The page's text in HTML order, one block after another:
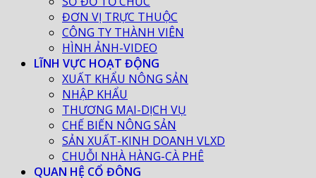
ĐƠN VỊ TRỰC THUỘC
CÔNG TY THÀNH VIÊN
HÌNH ẢNH-VIDEO
LĨNH VỰC HOẠT ĐỘNG
XUẤT KHẨU NÔNG SẢN
NHẬP KHẨU
THƯƠNG MẠI-DỊCH VỤ
CHẾ BIẾN NÔNG SẢN
SẢN XUẤT-KINH DOANH VLXD
CHUỖI NHÀ HÀNG-CÀ PHÊ
QUAN HỆ CỔ ĐÔNG